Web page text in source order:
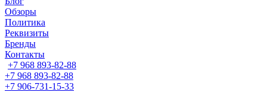
Обзоры
Политика
Реквизиты
Бренды
Контакты
+7 968 893-82-88
+7 968 893-82-88
+7 906-731-15-33